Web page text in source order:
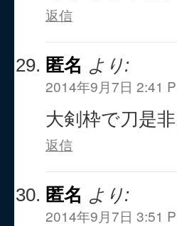
返信
匿名 より:
2014年9月7日 2:41
大剣枠で刀是
返信
匿名 より:
2014年9月7日 3:51